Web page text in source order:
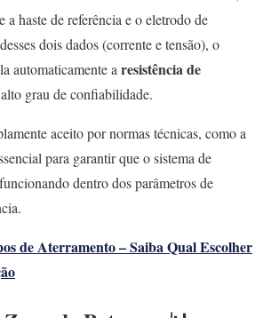
a haste de referência e o eletrodo de
dois dados (corrente e tensão), o
automaticamente a resistência de
grau de confiabilidade.
aceito por normas técnicas, como a
para garantir que o sistema de
dentro dos parâmetros de
de Aterramento – Saiba Qual Escolher